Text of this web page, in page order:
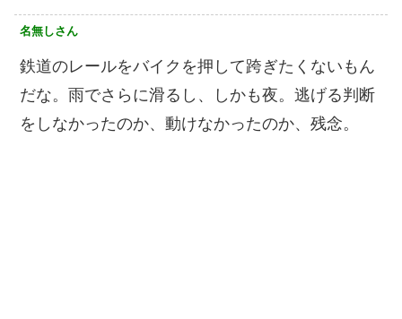
名無しさん
鉄道のレールをバイクを押して跨ぎたくないもん
だな。雨でさらに滑るし、しかも夜。逃げる判断
をしなかったのか、動けなかったのか、残念。